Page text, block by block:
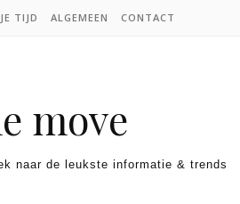
TIJD ALGEMEEN CONTACT
move
naar de leukste informatie & trends